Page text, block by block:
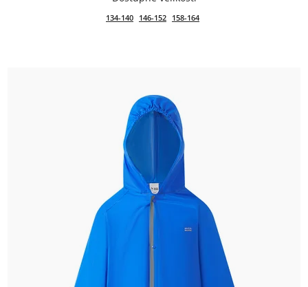
134-140 146-152 158-164